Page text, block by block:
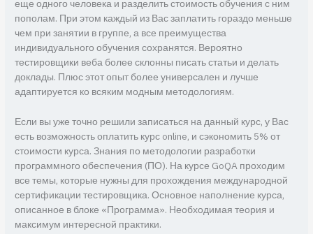
еще одного человека и разделить стоимость обучения с ним
пополам. При этом каждый из Вас заплатить гораздо меньше
чем при занятии в группе, а все преимущества
индивидуального обучения сохранятся. Вероятно
тестировщики веба более склонны писать статьи и делать
доклады. Плюс этот опыт более универсален и лучше
адаптируется ко всяким модным методологиям.
Если вы уже точно решили записаться на данный курс, у Вас
есть возможность оплатить курс online, и сэкономить 5% от
стоимости курса. Знания по методологии разработки
программного обеспечения (ПО). На курсе GoQA проходим
все темы, которые нужны для прохождения международной
сертификации тестировщика. Основное наполнение курса,
описанное в блоке «Программа». Необходимая теория и
максимум интересной практики.